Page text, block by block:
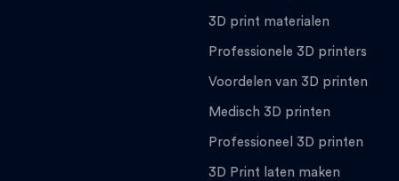
3D print materialen
Professionele 3D printers
Voordelen van 3D printen
Medisch 3D printen
Professioneel 3D printen
3D Print laten maken